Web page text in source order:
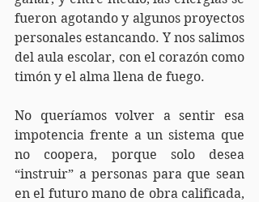
fueron agotando y algunos proyectos
personales estancando. Y nos salimos
del aula escolar, con el corazón como
timón y el alma llena de fuego.
No queríamos volver a sentir esa
impotencia frente a un sistema que
no coopera, porque solo desea
“instruir” a personas para que sean
en el futuro mano de obra calificada,